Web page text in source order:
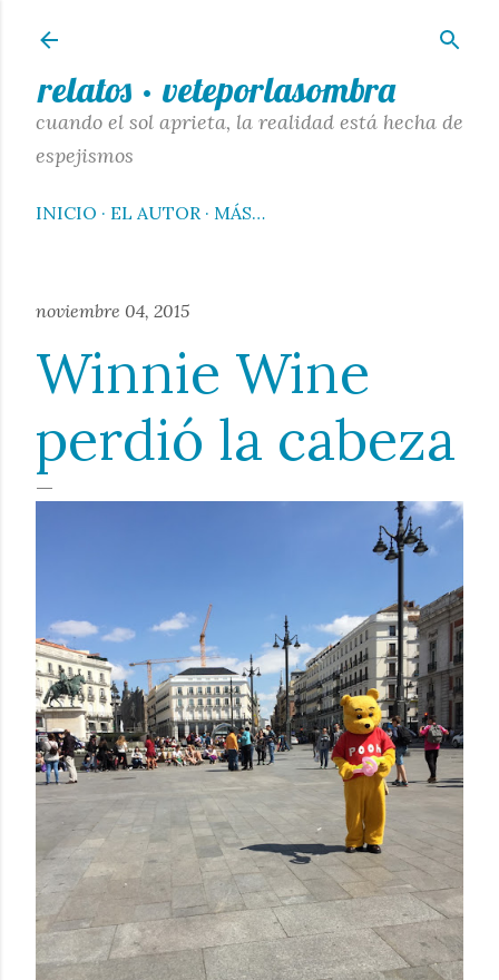
relatos · veteporlasombra
cuando el sol aprieta, la realidad está hecha de
espejismos
INICIO EL AUTOR MÁS…
noviembre 04, 2015
Winnie Wine
perdió la cabeza